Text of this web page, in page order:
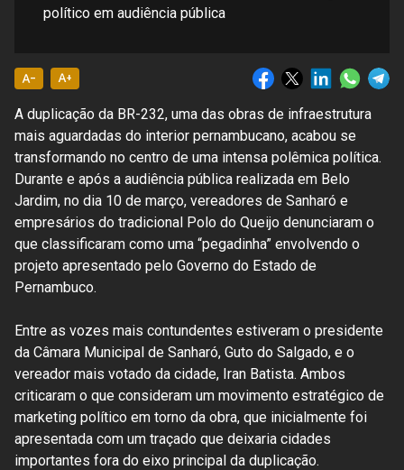
text_decrease text_increase
A duplicação da BR-232, uma das obras de infraestrutura
mais aguardadas do interior pernambucano, acabou se
transformando no centro de uma intensa polêmica política.
Durante e após a audiência pública realizada em Belo
Jardim, no dia 10 de março, vereadores de Sanharó e
empresários do tradicional Polo do Queijo denunciaram o
que classificaram como uma “pegadinha” envolvendo o
projeto apresentado pelo Governo do Estado de
Pernambuco.
Entre as vozes mais contundentes estiveram o presidente
da Câmara Municipal de Sanharó, Guto do Salgado, e o
vereador mais votado da cidade, Iran Batista. Ambos
criticaram o que consideram um movimento estratégico de
marketing político em torno da obra, que inicialmente foi
apresentada com um traçado que deixaria cidades
importantes fora do eixo principal da duplicação.